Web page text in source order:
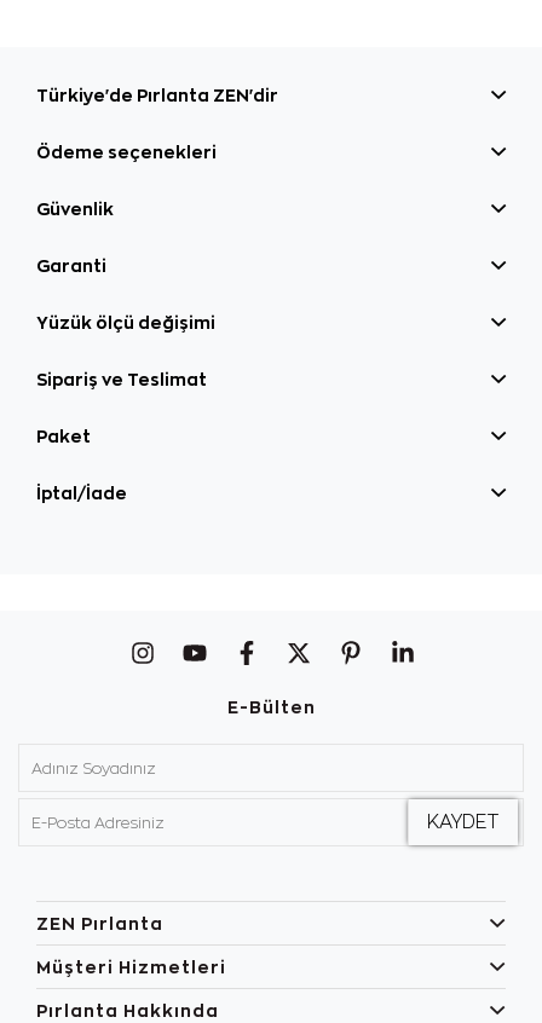
Türkiye'de Pırlanta ZEN'dir
Ödeme seçenekleri
Güvenlik
Garanti
Yüzük ölçü değişimi
Sipariş ve Teslimat
Paket
İptal/İade
E-Bülten
ZEN Pırlanta
Müşteri Hizmetleri
Pırlanta Hakkında